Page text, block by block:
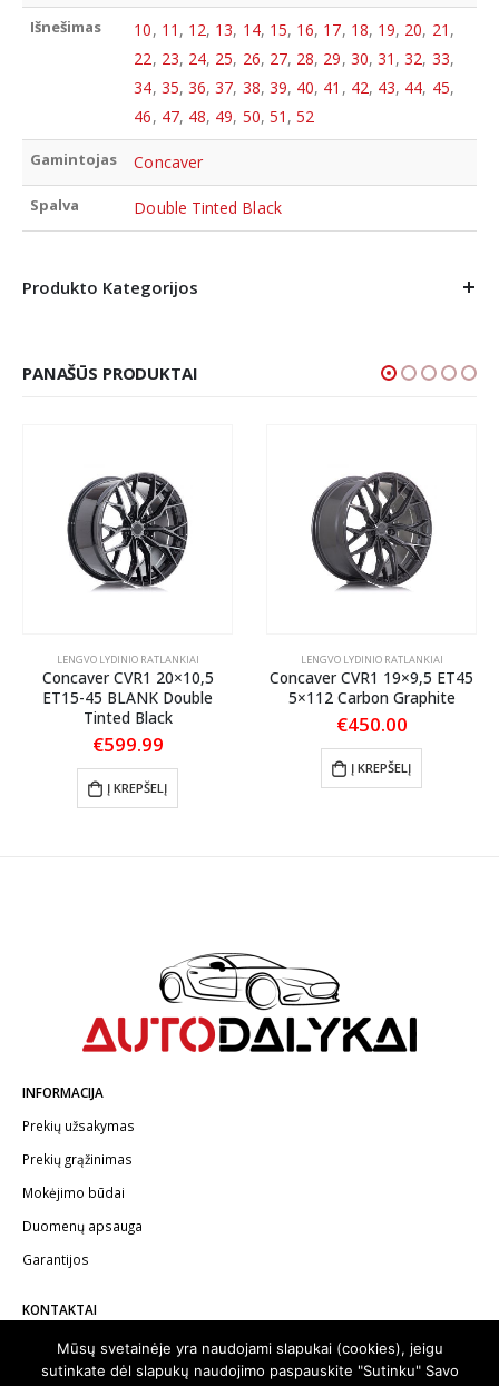
Išnešimas 10, 11 , 12, 13, 14, 15, 16, 17, 18, 19, 20, 21 ,
22, 23, 24, 25, 26, 27, 28, 29, 30, 31 ,32, 33,
34, 35, 36,37, 38, 39, 40, 41 , 42, 43, 44, 45,
46, 47, 48, 49, 50, 51 ,52
Gamintojas Concaver
Spalva Double Tinted Black
Produkto Kategorijos
PANAŠŪS PRODUKTAI
LENGVO LYDINIO RATLANKIAI
Concaver CVR1 20×10,5
ET15-45 BLANK Double
Tinted Black
€599.99
Į KREPŠELĮ
LENGVO LYDINIO RATLANKIAI
Concaver CVR1 19×9,5 ET45
5×112 Carbon Graphite
€450.00
Į KREPŠELĮ
INFORMACIJA
Prekių užsakymas
Prekių grąžinimas
Mokėjimo būdai
Duomenų apsauga
Garantijos
KONTAKTAI
Telefonas:+370 602 62622
El.paštas: info@autodalykai.lt
Mūsų svetainėje yra naudojami slapukai (cookies), jeigu
sutinkate dėl slapukų naudojimo paspauskite "Sutinku" Savo